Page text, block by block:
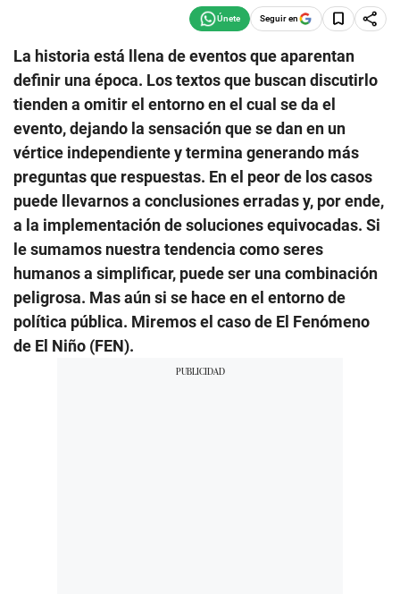
Seguir en
La historia está llena de eventos que aparentan
definir una época. Los textos que buscan discutirlo
tienden a omitir el entorno en el cual se da el
evento, dejando la sensación que se dan en un
vértice independiente y termina generando más
preguntas que respuestas. En el peor de los casos
puede llevarnos a conclusiones erradas y, por ende,
a la implementación de soluciones equivocadas. Si
le sumamos nuestra tendencia como seres
humanos a simplificar, puede ser una combinación
peligrosa. Mas aún si se hace en el entorno de
política pública. Miremos el caso de El Fenómeno
de El Niño (FEN).